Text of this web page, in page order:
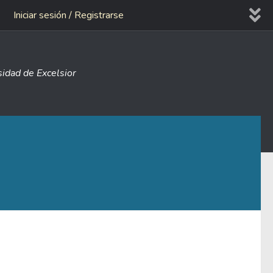
Iniciar sesión / Registrarse
de Excelsior